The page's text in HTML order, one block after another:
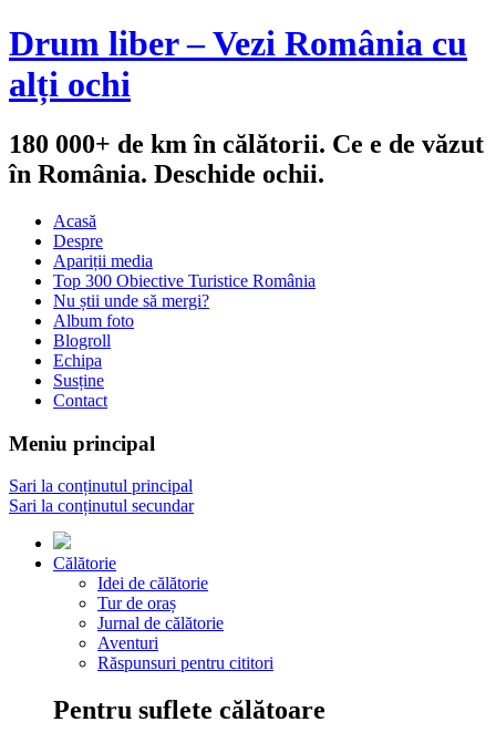
Drum liber – Vezi România cu
alți ochi
180 000+ de km în călătorii. Ce e de văzut
în România. Deschide ochii.
Acasă
Despre
Apariții media
Top 300 Obiective Turistice România
Nu știi unde să mergi?
Album foto
Blogroll
Echipa
Susține
Contact
Meniu principal
Sari la conținutul principal
Sari la conținutul secundar
Călătorie
Idei de călătorie
Tur de oraș
Jurnal de călătorie
Aventuri
Răspunsuri pentru cititori
Pentru suflete călătoare